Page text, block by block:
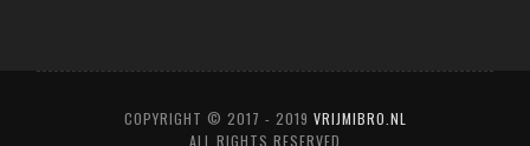
COPYRIGHT © 2017 - 2019 VRIJMIBRO.NL
ALL RIGHTS RESERVED